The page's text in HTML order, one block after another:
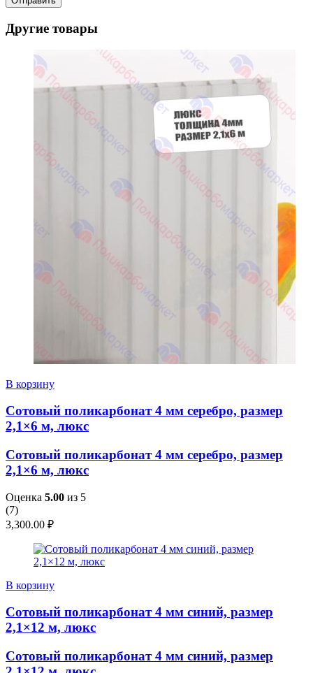
Другие товары
В корзину
Сотовый поликарбонат 4 мм серебро, размер
2,1×6 м, люкс
Сотовый поликарбонат 4 мм серебро, размер
2,1×6 м, люкс
Оценка 5.00 из 5
(7)
3,300.00 ₽
В корзину
Сотовый поликарбонат 4 мм синий, размер
2,1×12 м, люкс
Сотовый поликарбонат 4 мм синий, размер